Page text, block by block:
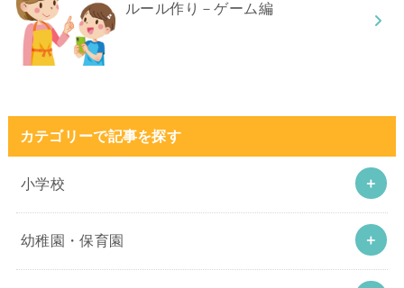
ルール作り－ゲーム編
カテゴリーで記事を探す
小学校
幼稚園・保育園